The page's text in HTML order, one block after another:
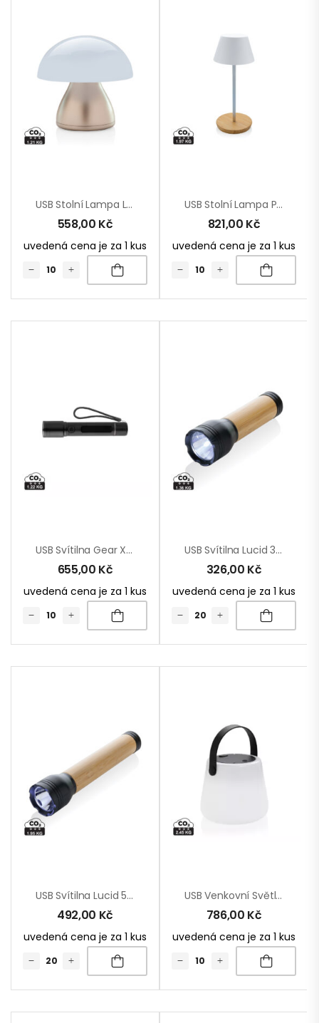
USB Stolní Lampa Luming Z RCS Recykl. Plastu
558,00 Kč
uvedená cena je za 1 kus
USB Stolní Lampa Pure Glow Z RCS Recykl. Plastu
821,00 Kč
uvedená cena je za 1 kus
USB Svítilna Gear X Z RCS Recykl. Hliníku
655,00 Kč
uvedená cena je za 1 kus
USB Svítilna Lucid 3W Z RCS Recykl. Plastu A Bambusu
326,00 Kč
uvedená cena je za 1 kus
USB Svítilna Lucid 5W Z RCS Recykl. Plastu A Bambusu
492,00 Kč
uvedená cena je za 1 kus
USB Venkovní Světlo SolarGlow Z RCS Recykl. Plastu
786,00 Kč
uvedená cena je za 1 kus